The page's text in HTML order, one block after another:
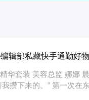
辑部私藏快手通勤好物
华套装 美容总监 娜娜
攒下来的。” 第一次在